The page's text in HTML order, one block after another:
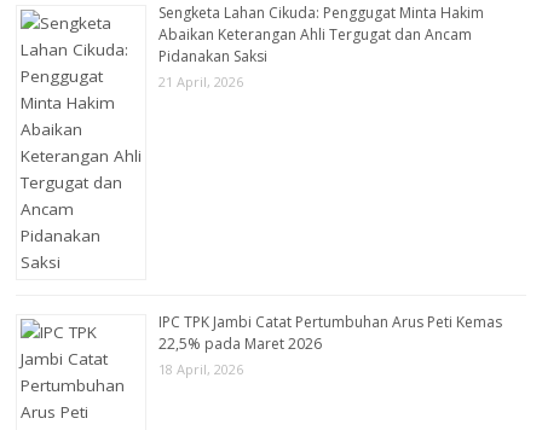
Sengketa Lahan Cikuda: Penggugat Minta Hakim
Abaikan Keterangan Ahli Tergugat dan Ancam
Pidanakan Saksi
21 April, 2026
IPC TPK Jambi Catat Pertumbuhan Arus Peti Kemas
22,5% pada Maret 2026
18 April, 2026